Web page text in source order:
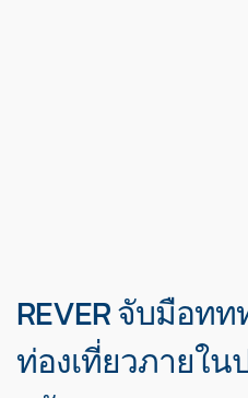
REVER จับมือทท
ท่องเที่ยวภายใน